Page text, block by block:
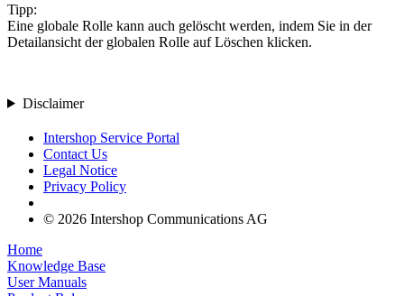
Tipp:
Eine globale Rolle kann auch gelöscht werden, indem Sie in der
Detailansicht der globalen Rolle aufLöschen klicken.
Disclaimer
Intershop Service Portal
Contact Us
Legal Notice
Privacy Policy
© 2026 Intershop Communications AG
Home
Knowledge Base
User Manuals